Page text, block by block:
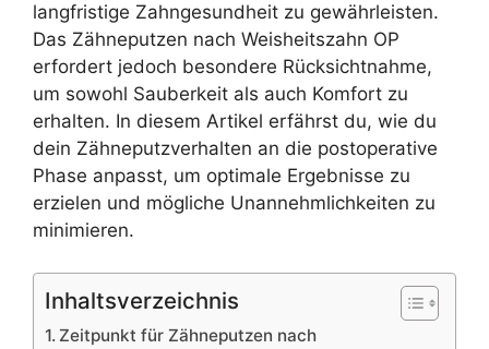
langfristige Zahngesundheit zu gewährleisten.
Das Zähneputzen nach Weisheitszahn OP
erfordert jedoch besondere Rücksichtnahme,
um sowohl Sauberkeit als auch Komfort zu
erhalten. In diesem Artikel erfährst du, wie du
dein Zähneputzverhalten an die postoperative
Phase anpasst, um optimale Ergebnisse zu
erzielen und mögliche Unannehmlichkeiten zu
minimieren.
Inhaltsverzeichnis
Zeitpunkt für Zähneputzen nach